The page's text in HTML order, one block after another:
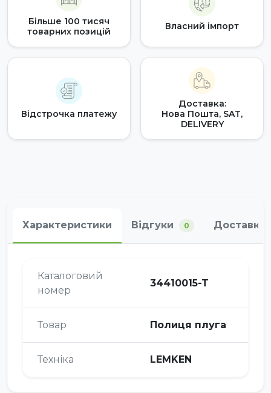
Більше 100 тисяч
товарних позицій
Власний імпорт
Відстрочка платежу
Доставка:
Нова Пошта, SAT,
DELIVERY
Характеристики Відгуки 0 Доставка
Каталоговий
номер
34410015-T
Товар Полиця плуга
Техніка LEMKEN